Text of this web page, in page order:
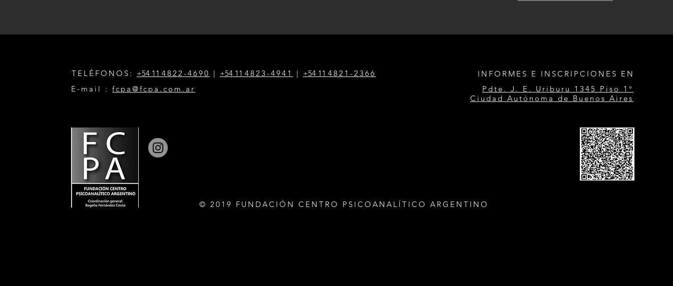
TELÉFONOS: +54 11 4822-4690 | +54 1 1 4823-4941 | +54 1 1 4821-2366
E-mail : fcpa@fcpa.com.ar
INFORMES E INSCRIPCIONES EN
Pdte. J. E. Uriburu 1345 Piso 1°
Ciudad Autónoma de Buenos Aires
© 2019 FUNDACIÓN CENTRO PSICOANALÍTICO ARGENTINO